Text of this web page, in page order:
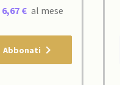
6,67 € al mese
Abbonati